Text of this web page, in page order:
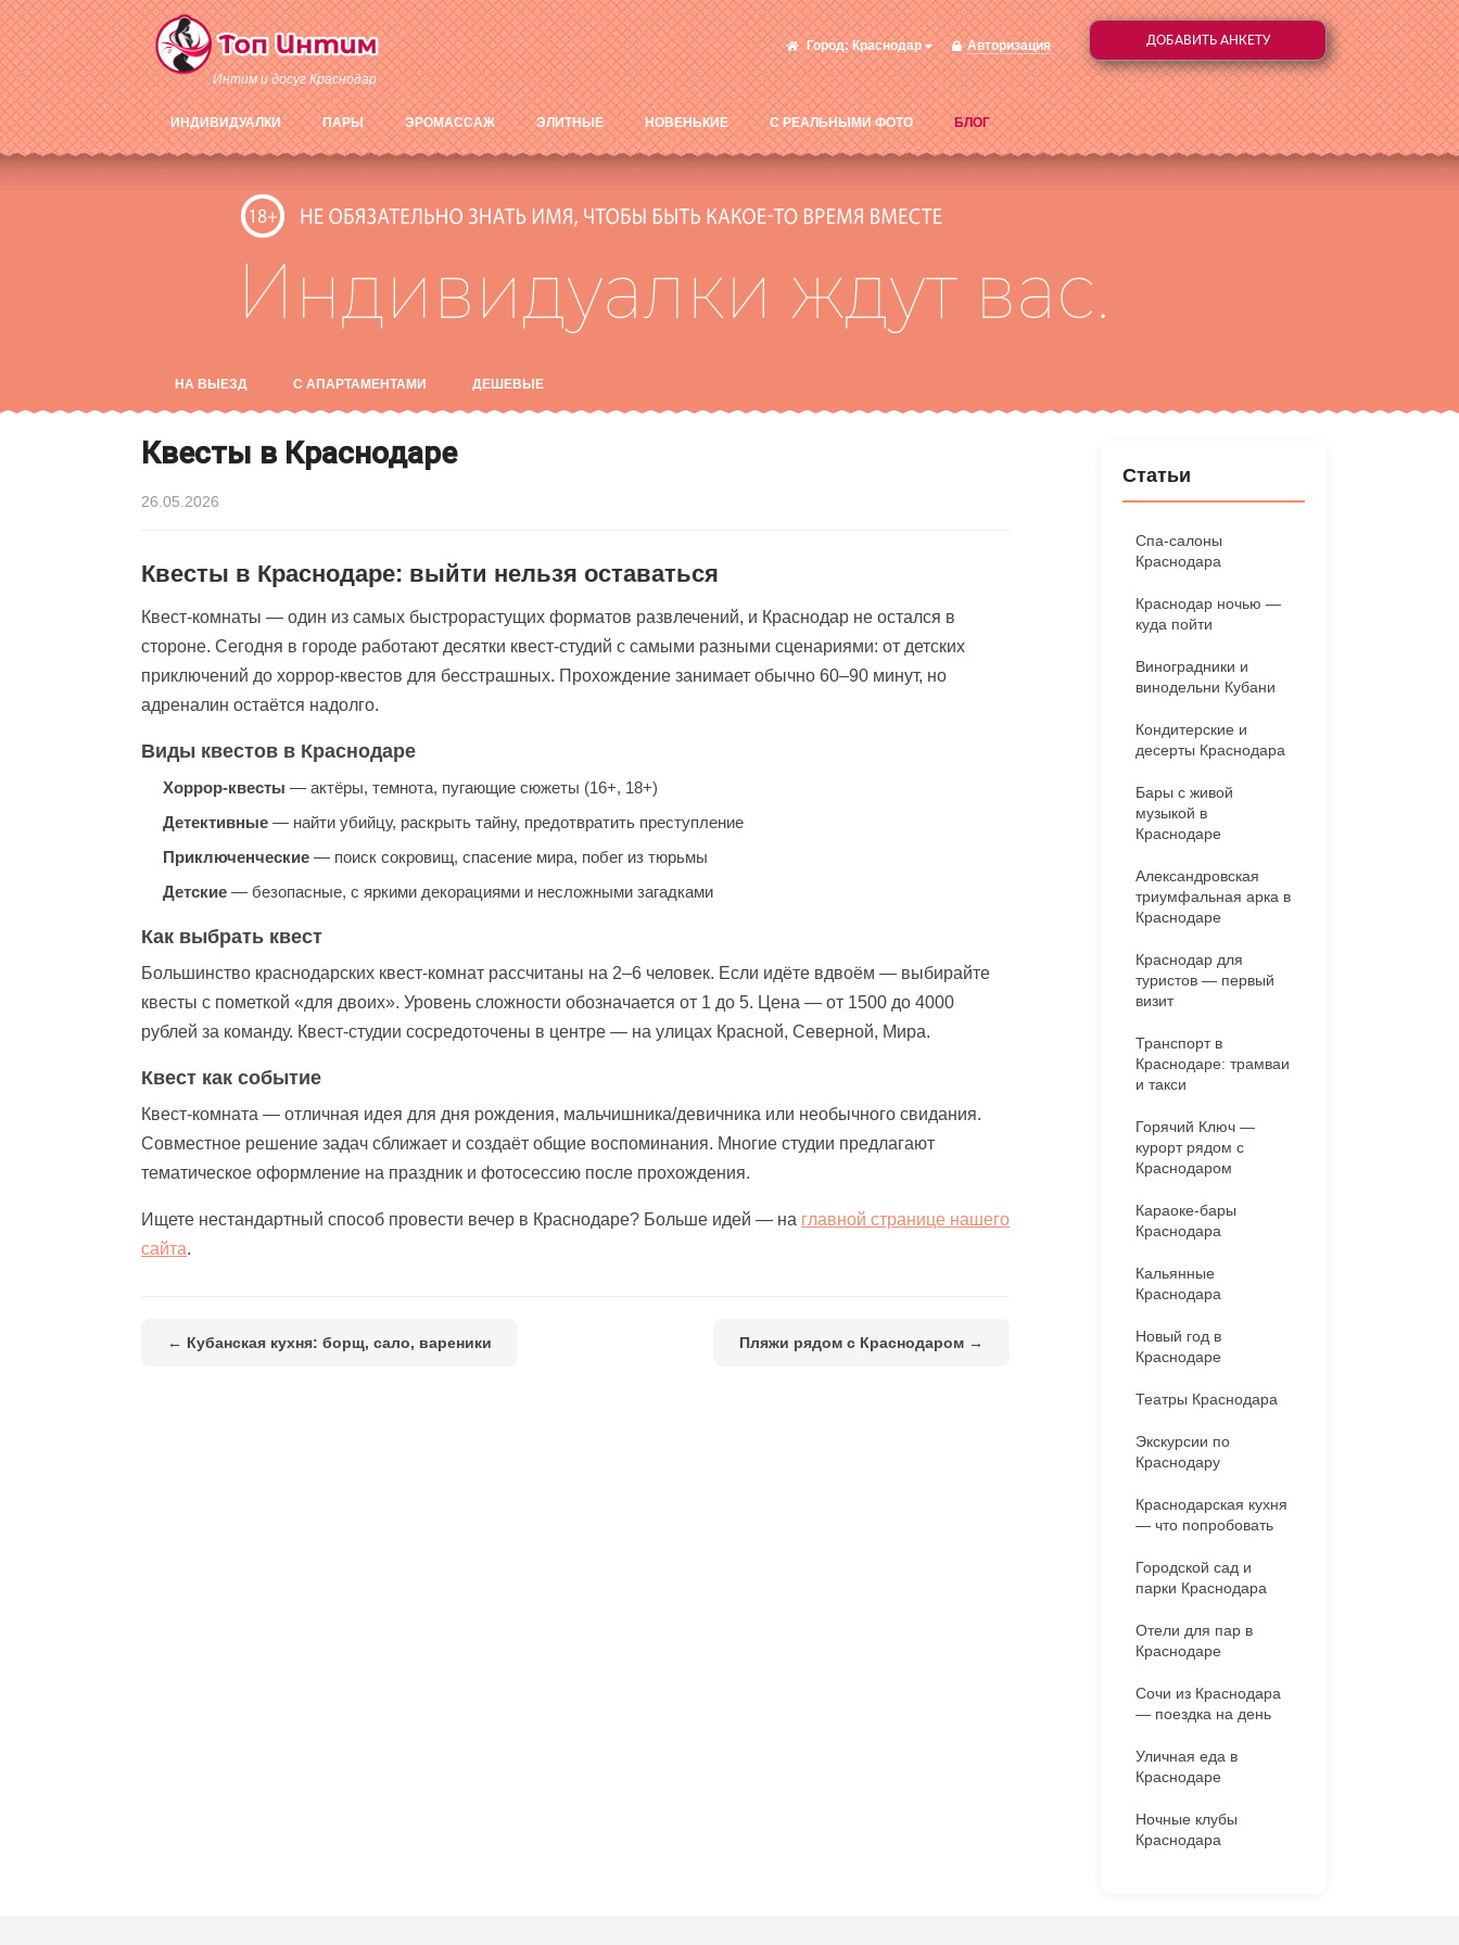
Интим и досуг Краснодар
ДОБАВИТЬ АНКЕТУ
Город: Краснодар Авторизация
ИНДИВИДУАЛКИ ПАРЫ ЭРОМАССАЖ ЭЛИТНЫЕ НОВЕНЬКИЕ С РЕАЛЬНЫМИ ФОТО БЛОГ
НА ВЫЕЗД С АПАРТАМЕНТАМИ ДЕШЕВЫЕ
Статьи
Спа-салоны
Краснодара
Краснодар ночью —
куда пойти
Виноградники и
винодельни Кубани
Кондитерские и
десерты Краснодара
Бары с живой
музыкой в
Краснодаре
Александровская
триумфальная арка в
Краснодаре
Краснодар для
туристов — первый
визит
Транспорт в
Краснодаре: трамваи
и такси
Горячий Ключ —
курорт рядом с
Краснодаром
Караоке-бары
Краснодара
Кальянные
Краснодара
Новый год в
Краснодаре
Театры Краснодара
Экскурсии по
Краснодару
Краснодарская кухня
— что попробовать
Городской сад и
парки Краснодара
Отели для пар в
Краснодаре
Сочи из Краснодара
— поездка на день
Уличная еда в
Краснодаре
Ночные клубы
Краснодара
Квесты в Краснодаре
26.05.2026
Квесты в Краснодаре: выйти нельзя оставаться
Квест-комнаты — один из самых быстрорастущих форматов развлечений, и Краснодар не остался в
стороне. Сегодня в городе работают десятки квест-студий с самыми разными сценариями: от детских
приключений до хоррор-квестов для бесстрашных. Прохождение занимает обычно 60–90 минут, но
адреналин остаётся надолго.
Виды квестов в Краснодаре
Хоррор-квесты — актёры, темнота, пугающие сюжеты (16+, 18+)
Детективные — найти убийцу, раскрыть тайну, предотвратить преступление
Приключенческие — поиск сокровищ, спасение мира, побег из тюрьмы
Детские — безопасные, с яркими декорациями и несложными загадками
Как выбрать квест
Большинство краснодарских квест-комнат рассчитаны на 2–6 человек. Если идёте вдвоём — выбирайте
квесты с пометкой «для двоих». Уровень сложности обозначается от 1 до 5. Цена — от 1500 до 4000
рублей за команду. Квест-студии сосредоточены в центре — на улицах Красной, Северной, Мира.
Квест как событие
Квест-комната — отличная идея для дня рождения, мальчишника/девичника или необычного свидания.
Совместное решение задач сближает и создаёт общие воспоминания. Многие студии предлагают
тематическое оформление на праздник и фотосессию после прохождения.
Ищете нестандартный способ провести вечер в Краснодаре? Больше идей — на главной странице нашего
сайта.
← Кубанская кухня: борщ, сало, вареники Пляжи рядом с Краснодаром →